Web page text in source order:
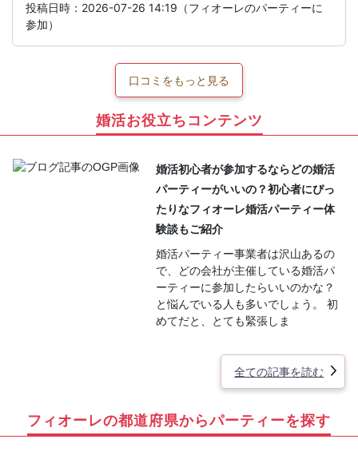
投稿日時：2026-07-26 14:19（フィオーレのパーティーに
参加）
口コミをもっと見る
婚活お役立ちコンテンツ
婚活初心者が参加するならどの婚活
パーティーがいいの？初心者にぴっ
たりなフィオーレ婚活パーティー体
験談もご紹介
婚活パーティー事業者は沢山あるの
で、どの会社が主催している婚活パ
ーティーに参加したらいいのかな？
と悩んでいる人も多いでしょう。 初
めてだと、とても緊張しま
全ての記事を読む
フィオーレの都道府県からパーティーを探す